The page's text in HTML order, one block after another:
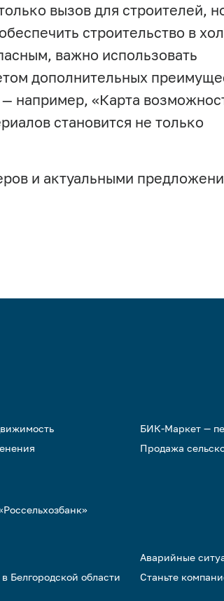
вызов для строителей,
строительство в
важно использовать
дополнительных
например, «Карта
становится не только
и актуальными
БИК-Маркет —
Продажа
Аварийные
Белгородской области Станьте